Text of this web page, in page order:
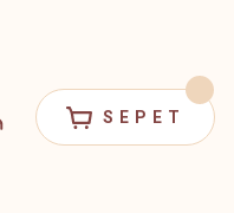
SEPET